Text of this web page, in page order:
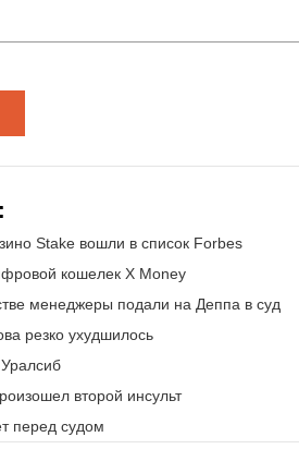
Stake вошли в список Forbes
кошелек X Money
менеджеры подали на Деппа в суд
резко ухудшилось
второй инсульт
перед судом